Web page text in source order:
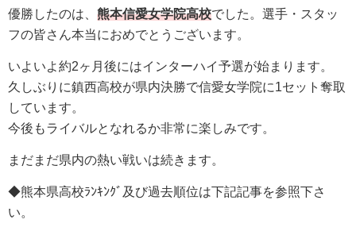
優勝したのは、 熊本信愛女学院高校でした。選手・スタッ
フの皆さん本当におめでとうございます。
いよいよ約2ヶ月後にはインターハイ予選が始まります。
久しぶりに鎮西高校が県内決勝で信愛女学院に1セット奪取
しています。
今後もライバルとなれるか非常に楽しみです。
まだまだ県内の熱い戦いは続きます。
◆熊本県高校ﾗﾝｷﾝｸﾞ及び過去順位は下記記事を参照下さ
い。